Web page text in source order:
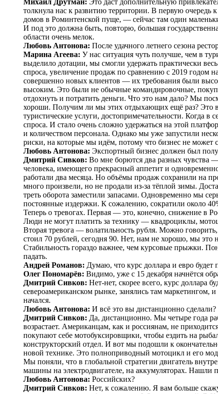
Михаил Друтман: Это даст дополнительную
толкнула нас к развитию территории. В первую очередь
домов в Роминтенской пуще, — ​сейчас там один
И под это должна быть, повторю, большая
области очень мелок.
Любовь Антонова: После удачного летнего сезона
Марина Агеева: У нас ситуация чуть получше, чем в
выделило дотации, мы смогли удержать практически
спроса, увеличение продаж по сравнению с 2019
совершенно новых клиентов — ​их требования были
высоким. Это были не обычные командировочные,
отдохнуть и потратить деньги. Что это нам дало? Мы
хороши. Получим ли мы этих отдыхающих ещё раз? Это
туристические услуги, достопримечательности. Когда в
спроса. И стало очень сложно удержаться на этой
и количеством персонала. Однако мы уже запустили
риски, на которые мы идём, потому что бизнес не может
Любовь Антонова: Экспортный бизнес должен был
Дмитрий Сивков: Во мне борются два разных чувства
человека, имеющего прекрасный аппетит и
работали два месяца. Но объёмы продаж сохранили на
много произвели, но не продали из-за тёплой зимы.
треть оборота заместили запасами. Одновременно мы
постоянные издержки. К сожалению, сократили около
Теперь о тревогах. Первая — ​это, конечно, снижение в
Люди не могут платить за технику — ​квадроциклы,
Вторая тревога — ​волатильность рубля. Можно
стоил 70 рублей, сегодня 90. Нет, нам не хорошо, мы это
Стабильность гораздо важнее, чем курсовые прыжки.
падать.
Андрей Романов: Думаю, что курс доллара и евро будет
Олег Пономарёв: Видимо, уже с 15 декабря начнётся
Дмитрий Сивков: Нет-нет, скорее всего, курс доллара
североамериканском рынке, занялись там
начался.
Любовь Антонова: И всё это вы дистанционно сделали?
Дмитрий Сивков: Да, дистанционно. Мы четыре года
возрастает. Американцам, как и россиянам, не
покупают себе мотобуксировщики, чтобы ездить на
конструкторский отдел. И вот мы подошли к
новой технике. Это полноприводный мотоцикл и его
Мы поняли, что в глобальной стратегии двигатель
машины на электродвигателе, на аккумуляторах. Нашли
Любовь Антонова: Российских?
Дмитрий Сивков: Нет, к сожалению. Я вам больше